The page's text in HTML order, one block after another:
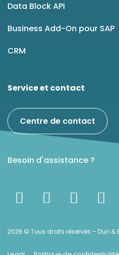
Data Block API
Business Add-On pour SAP
CRM
Service et contact
Centre de contact
Besoin d'assistance ?
2026 © Tous droits réservés – Dun &